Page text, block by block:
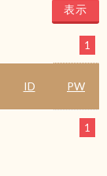
1
ID PW
1